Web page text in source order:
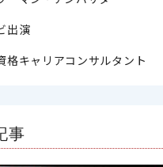
出演
格キャリアコンサルタント
事